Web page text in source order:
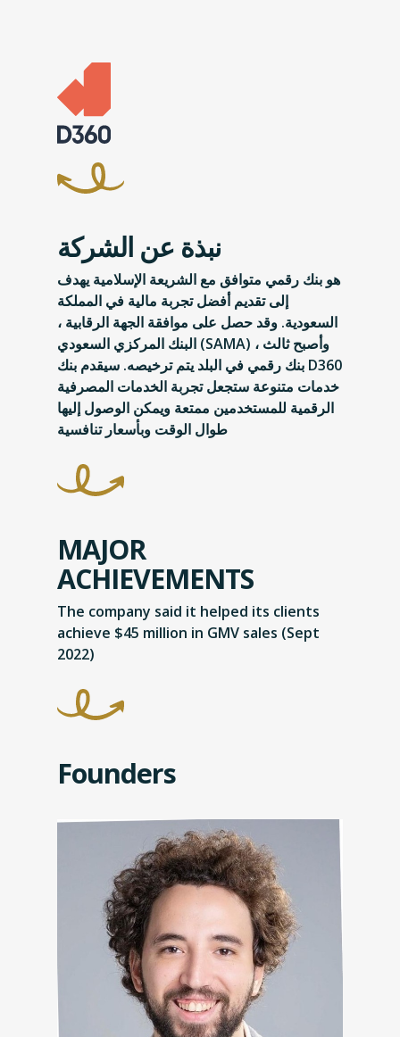
نبذة عن الشركة
هو بنك رقمي متوافق مع الشريعة الإسلامية يهدف
إلى تقديم أفضل تجربة مالية في المملكة
السعودية. وقد حصل على موافقة الجهة الرقابية ،
البنك المركزي السعودي (SAMA) ، وأصبح ثالث
بنك رقمي في البلد يتم ترخيصه. سيقدم بنك D360
خدمات متنوعة ستجعل تجربة الخدمات المصرفية
الرقمية للمستخدمين ممتعة ويمكن الوصول إليها
طوال الوقت وبأسعار تنافسية
MAJOR
ACHIEVEMENTS
The company said it helped its clients
achieve $45 million in GMV sales (Sept
2022)
Founders